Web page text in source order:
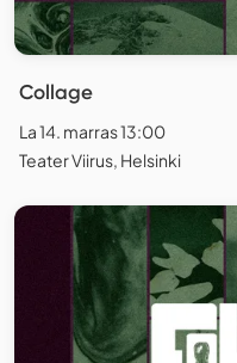
Collage
La 14. marras 13:00
Teater Viirus, Helsinki